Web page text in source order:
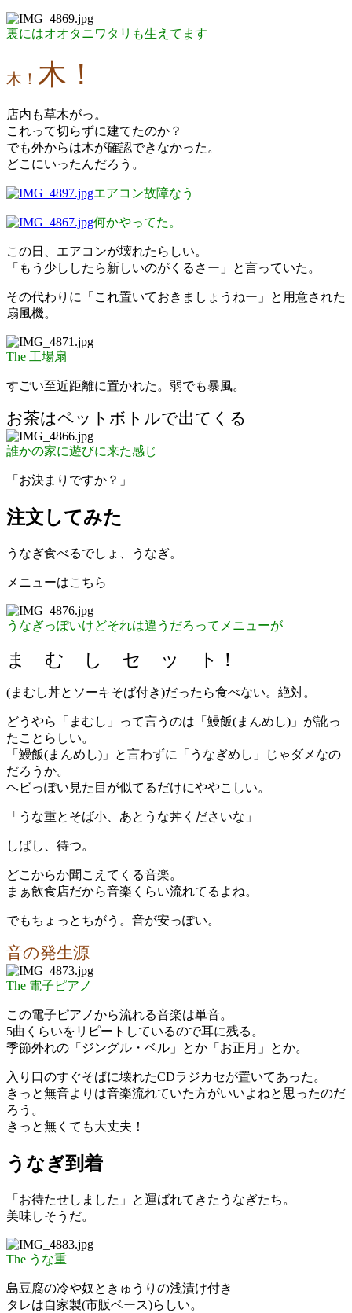
裏にはオオタニワタリも生えてます
木！ 木！
店内も草木がっ。
これって切らずに建てたのか？
でも外からは木が確認できなかった。
どこにいったんだろう。
エアコン故障なう
何かやってた。
この日、エアコンが壊れたらしい。
「もう少ししたら新しいのがくるさー」と言っていた。
その代わりに「これ置いておきましょうねー」と用意された
扇風機。
The 工場扇
すごい至近距離に置かれた。弱でも暴風。
お茶はペットボトルで出てくる
誰かの家に遊びに来た感じ
「お決まりですか？」
注文してみた
うなぎ食べるでしょ、うなぎ。
メニューはこちら
うなぎっぽいけどそれは違うだろってメニューが
ま む し セ ッ ト！
(まむし丼とソーキそば付き)だったら食べない。絶対。
どうやら「まむし」って言うのは「鰻飯(まんめし)」が訛っ
たことらしい。
「鰻飯(まんめし)」と言わずに「うなぎめし」じゃダメなの
だろうか。
ヘビっぽい見た目が似てるだけにややこしい。
「うな重とそば小、あとうな丼くださいな」
しばし、待つ。
どこからか聞こえてくる音楽。
まぁ飲食店だから音楽くらい流れてるよね。
でもちょっとちがう。音が安っぽい。
音の発生源
The 電子ピアノ
この電子ピアノから流れる音楽は単音。
5曲くらいをリピートしているので耳に残る。
季節外れの「ジングル・ベル」とか「お正月」とか。
入り口のすぐそばに壊れたCDラジカセが置いてあった。
きっと無音よりは音楽流れていた方がいいよねと思ったのだ
ろう。
きっと無くても大丈夫！
うなぎ到着
「お待たせしました」と運ばれてきたうなぎたち。
美味しそうだ。
The うな重
島豆腐の冷や奴ときゅうりの浅漬け付き
タレは自家製(市販ベース)らしい。